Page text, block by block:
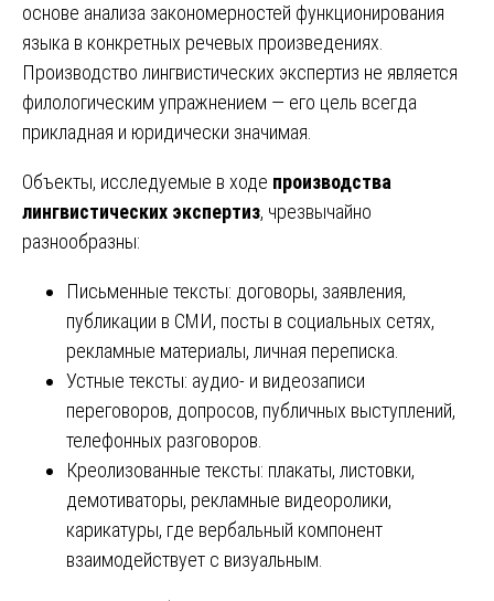
основе анализа закономерностей функционирования
языка в конкретных речевых произведениях.
Производство лингвистических экспертиз не является
филологическим упражнением — его цель всегда
прикладная и юридически значимая.
Объекты, исследуемые в ходе производства
лингвистических экспертиз, чрезвычайно
разнообразны:
Письменные тексты: договоры, заявления,
публикации в СМИ, посты в социальных сетях,
рекламные материалы, личная переписка.
Устные тексты: аудио- и видеозаписи
переговоров, допросов, публичных выступлений,
телефонных разговоров.
Креолизованные тексты: плакаты, листовки,
демотиваторы, рекламные видеоролики,
карикатуры, где вербальный компонент
взаимодействует с визуальным.